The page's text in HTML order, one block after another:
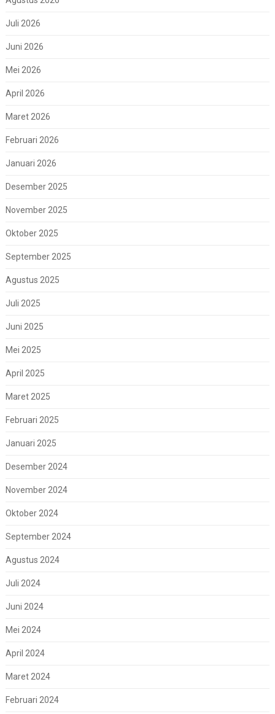
Juli 2026
Juni 2026
Mei 2026
April 2026
Maret 2026
Februari 2026
Januari 2026
Desember 2025
November 2025
Oktober 2025
September 2025
Agustus 2025
Juli 2025
Juni 2025
Mei 2025
April 2025
Maret 2025
Februari 2025
Januari 2025
Desember 2024
November 2024
Oktober 2024
September 2024
Agustus 2024
Juli 2024
Juni 2024
Mei 2024
April 2024
Maret 2024
Februari 2024